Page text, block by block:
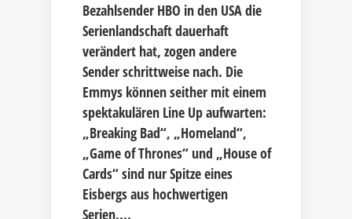
Bezahlsender HBO in den USA die
Serienlandschaft dauerhaft
verändert hat, zogen andere
Sender schrittweise nach. Die
Emmys können seither mit einem
spektakulären Line Up aufwarten:
„Breaking Bad“, „Homeland“,
„Game of Thrones“ und „House of
Cards“ sind nur Spitze eines
Eisbergs aus hochwertigen
Serien....